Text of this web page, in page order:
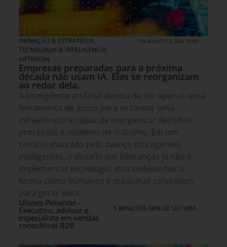
INOVAÇÃO & ESTRATÉGIA,
TECNOLOGIA & INTELIGENCIA
ARTIFICIAL
7 DE AGOSTO DE 2026 14H00
Empresas preparadas para a próxima
década não usam IA. Elas se reorganizam
ao redor dela.
A inteligência artificial deixou de ser apenas uma
ferramenta de apoio para se tornar uma
infraestrutura capaz de reorganizar decisões,
processos e modelos de trabalho. Em um
cenário marcado pelo avanço dos agentes
inteligentes, o desafio das lideranças já não é
implementar tecnologia, mas redesenhar a
forma como humanos e máquinas colaboram
para gerar valor.
Ulisses Pimentel -
Executivo, advisor e
especialista em vendas
consultivas B2B
5 MINUTOS MIN DE LEITURA